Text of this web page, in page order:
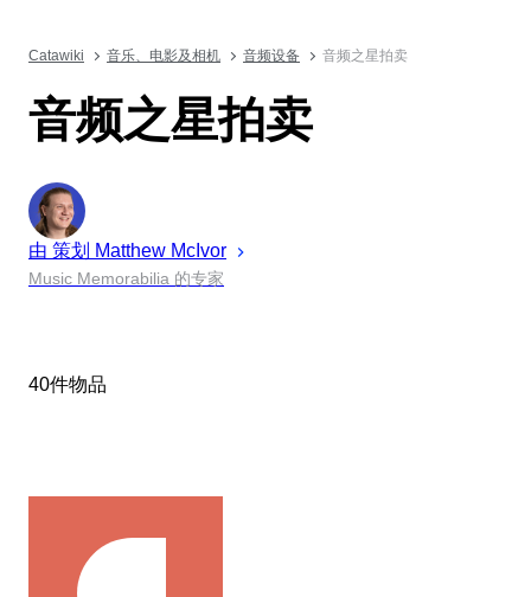
Catawiki 音乐、电影及相机 音频设备 音频之星拍卖
音频之星拍卖
由 策划 Matthew McIvor
Music Memorabilia 的专家
40件物品